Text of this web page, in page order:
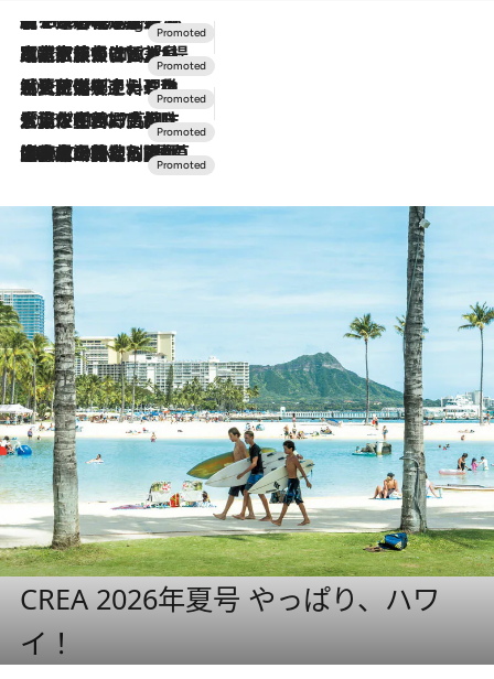
10 Hours Ago
【トンボの足水浴】ヒノキの香りに包まれて涼感マックス！約13℃の湧水かけ流しを避暑地「星野温泉 トンボの湯」で体験
2026.7.31
【ホテル帰省】という選択肢をOMOが提案。家族とほどよい距離を保つには「昼は実家、夜は気兼ねなくホテルで！」
2026.7.24
【夏限定ディナーコース】旬を迎える稚鮎や花ズッキーニなどをイタリア・トスカーナの郷土料理の手法で満喫！
2026.7.17
「土佐和ハーブかき氷」がOMO7高知に登場！生姜、山椒、大葉など目にも舌にも涼を呼ぶ郷土の味
2026.7.10
NEW OPEN！【界 草津】名湯の地に誕生。趣の異なる2種の温泉と上州ならではの会席・蕎麦割烹など美食を味わう究極の癒やし旅
CREA 2026年夏号 やっぱり、ハワ
イ！